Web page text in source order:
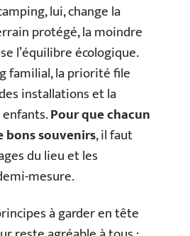
lui, change la
protégé, la moindre
l’équilibre écologique.
familial, la priorité file
installations et la
Pour que chacun
bons souvenirs, il faut
du lieu et les
mesure.
à garder en tête